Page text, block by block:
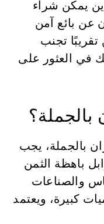
يمكن شراء
عن بائع آمن
تجنب
في العثور على
بالجملة، يجب
باهظة الثمن
والصناعات
كبيرة، ويعتمد